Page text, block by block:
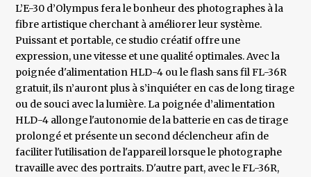
L’E-30 d’Olympus fera le bonheur des photographes à la
fibre artistique cherchant à améliorer leur système.
Puissant et portable, ce studio créatif offre une
expression, une vitesse et une qualité optimales. Avec la
poignée d'alimentation HLD-4 ou le flash sans fil FL-36R
gratuit, ils n’auront plus à s’inquiéter en cas de long tirage
ou de souci avec la lumière. La poignée d’alimentation
HLD-4 allonge l'autonomie de la batterie en cas de tirage
prolongé et présente un second déclencheur afin de
faciliter l'utilisation de l'appareil lorsque le photographe
travaille avec des portraits. D'autre part, avec le FL-36R,